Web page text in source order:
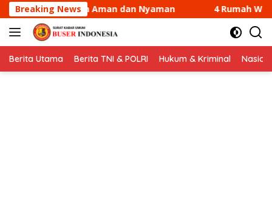
Langsung
ke
konten
Breaking News
Nyaman 4 Rumah Warga di Sungai Guntung
Berita Utama Berita TNI & POLRI Hukum & Kriminal